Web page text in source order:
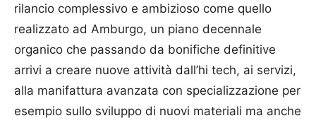
rilancio complessivo e ambizioso come quello
realizzato ad Amburgo, un piano decennale
organico che passando da bonifiche definitive
arrivi a creare nuove attività dall’hi tech, ai servizi,
alla manifattura avanzata con specializzazione per
esempio sullo sviluppo di nuovi materiali ma anche